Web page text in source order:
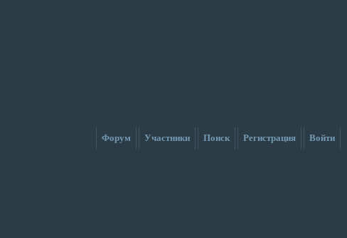
Форум Участники Поиск Регистрация Войти